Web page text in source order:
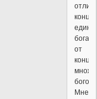
бога
от
богов?
Мне